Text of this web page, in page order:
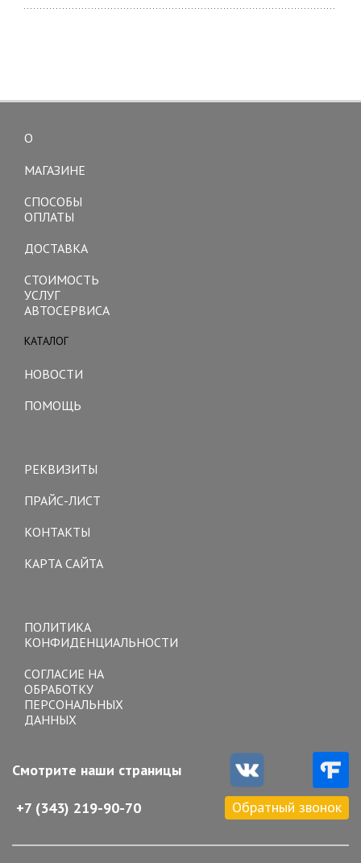
О
МАГАЗИНЕ
СПОСОБЫ
ОПЛАТЫ
ДОСТАВКА
СТОИМОСТЬ
УСЛУГ
АВТОСЕРВИСА
КАТАЛОГ
НОВОСТИ
ПОМОЩЬ
РЕКВИЗИТЫ
ПРАЙС-ЛИСТ
КОНТАКТЫ
КАРТА САЙТА
ПОЛИТИКА
КОНФИДЕНЦИАЛЬНОСТИ
СОГЛАСИЕ НА
ОБРАБОТКУ
ПЕРСОНАЛЬНЫХ
ДАННЫХ
Смотрите наши страницы
+7 (343) 219-90-70 Обратный звонок